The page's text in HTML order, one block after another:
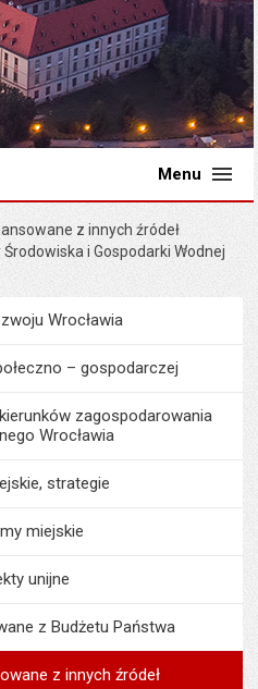
Menu
z innych źródeł
i Gospodarki Wodnej
MenuProgramy i projekty
Wrocławia
– gospodarczej
zagospodarowania
Wrocławia
strategie
miejskie
unijne
z Budżetu Państwa
z innych źródeł